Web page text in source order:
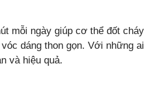
mỗi ngày giúp cơ thể đốt
dáng thon gọn. Với những
và hiệu quả.